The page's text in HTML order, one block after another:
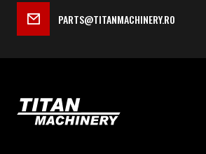
PARTS@TITANMACHINERY.RO